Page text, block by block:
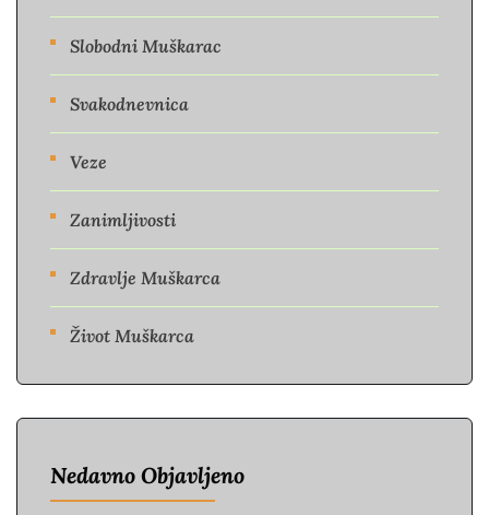
Slobodni Muškarac
Svakodnevnica
Veze
Zanimljivosti
Zdravlje Muškarca
Život Muškarca
Nedavno Objavljeno